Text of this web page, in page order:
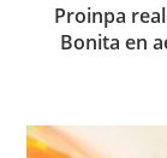
Proinpa
Bonita en